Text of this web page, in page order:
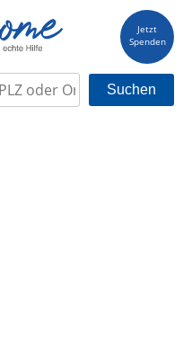
Jetzt
Spenden
Suchen